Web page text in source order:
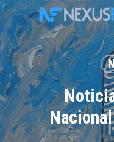
Skip
to
main
content